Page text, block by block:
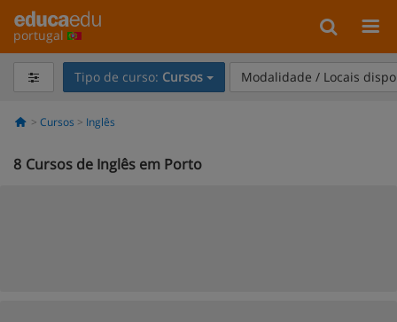
portugal
Tipo de curso: Cursos Modalidade / Locais
Cursos Inglês
8 Cursos de Inglês em Porto